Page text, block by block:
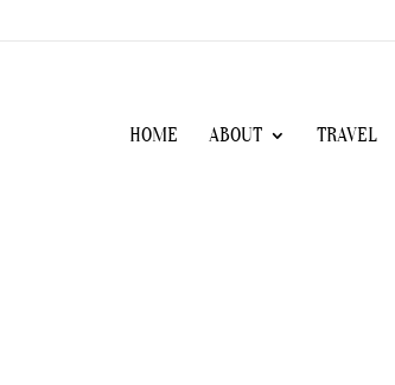
HOME ABOUT TRAVEL